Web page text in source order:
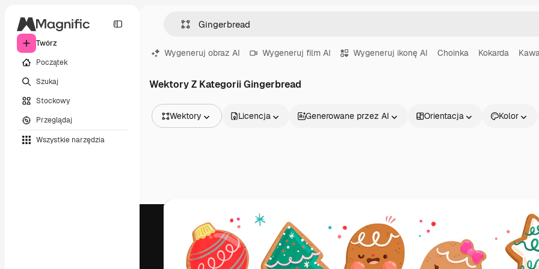
Twórz
Początek
Szukaj
Stockowy
Przeglądaj
Wszystkie narzędzia
Wygeneruj obraz AI Wygeneruj film AI Wygeneruj ikonę AI Choinka Kokarda
Wektory Z Kategorii Gingerbread
Wektory
Filmy
Ruchome grafiki
Szablony wideo
Modele 3D
Czcionki
Licencja Generowane przez AI Orientacja Kolor
Produkty Zacznij